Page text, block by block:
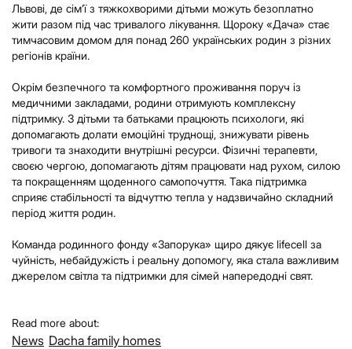
Львові, де сім’ї з тяжкохворими дітьми можуть безоплатно
жити разом під час тривалого лікування. Щороку «Дача» стає
тимчасовим домом для понад 260 українських родин з різних
регіонів країни.
Окрім безпечного та комфортного проживання поруч із
медичними закладами, родини отримують комплексну
підтримку. З дітьми та батьками працюють психологи, які
допомагають долати емоційні труднощі, знижувати рівень
тривоги та знаходити внутрішні ресурси. Фізичні терапевти,
своєю чергою, допомагають дітям працювати над рухом, силою
та покращенням щоденного самопочуття. Така підтримка
сприяє стабільності та відчуттю тепла у надзвичайно складний
період життя родин.
Команда родинного фонду «Запорука» щиро дякує lifecell за
чуйність, небайдужість і реальну допомогу, яка стала важливим
джерелом світла та підтримки для сімей напередодні свят.
Read more about:
News Dacha family homes